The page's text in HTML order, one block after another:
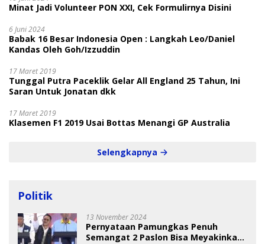
Minat Jadi Volunteer PON XXI, Cek Formulirnya Disini
6 Juni 2024
Babak 16 Besar Indonesia Open : Langkah Leo/Daniel
Kandas Oleh Goh/Izzuddin
17 Maret 2019
Tunggal Putra Paceklik Gelar All England 25 Tahun, Ini
Saran Untuk Jonatan dkk
17 Maret 2019
Klasemen F1 2019 Usai Bottas Menangi GP Australia
Selengkapnya
Politik
13 November 2024
Pernyataan Pamungkas Penuh
Semangat 2 Paslon Bisa Meyakinkan